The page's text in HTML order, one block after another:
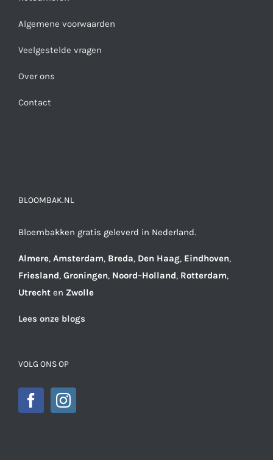
Algemene voorwaarden
Veelgestelde vragen
Over ons
Contact
BLOOMBAK.NL
Bloembakken gratis geleverd in Nederland.
Almere, Amsterdam, Breda, Den Haag, Eindhoven,
Friesland, Groningen, Noord–Holland, Rotterdam,
Utrecht en Zwolle
Lees onze blogs
VOLG ONS OP